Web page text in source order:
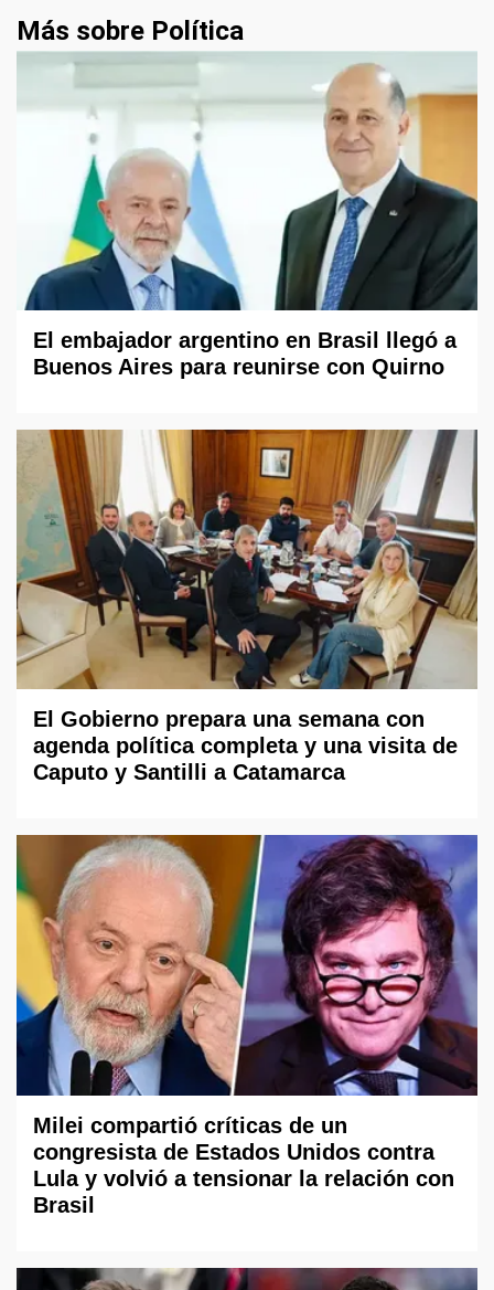
Más sobre Política
El embajador argentino en Brasil llegó a
Buenos Aires para reunirse con Quirno
El Gobierno prepara una semana con
agenda política completa y una visita de
Caputo y Santilli a Catamarca
Milei compartió críticas de un
congresista de Estados Unidos contra
Lula y volvió a tensionar la relación con
Brasil